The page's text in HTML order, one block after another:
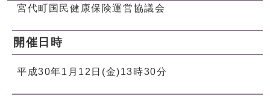
宮代町国民健康保険運営協議会
開催日時
平成30年1月12日(金)13時30分